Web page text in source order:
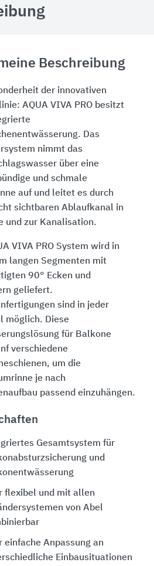
Beschreibung
der innovativen
AQUA VIVA PRO besitzt
Das
nimmt das
über eine
und schmale
auf und leitet es durch
sichtbaren Ablaufkanal in
und zur Kanalisation.
VIVA PRO System wird in
langen Segmenten mit
90° Ecken und
geliefert.
sind in jeder
möglich. Diese
für Balkone
verschiedene
um die
je nach
passend einzuhängen.
Gesamtsystem für
und
flexibel und mit allen
von Abel
einfache Anpassung an
Einbausituationen